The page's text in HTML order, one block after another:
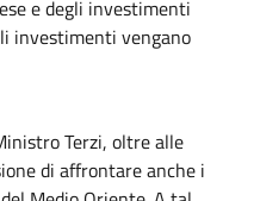
e degli investimenti
investimenti vengano
Terzi, oltre alle
di affrontare anche i